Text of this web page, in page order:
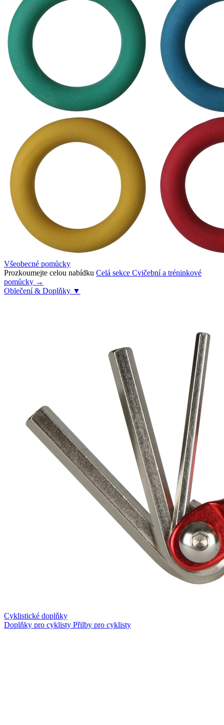
Všeobecné pomůcky
Prozkoumejte celou nabídku Celá sekce Cvičební a tréninkové
pomůcky →
Oblečení & Doplňky ▼
Cyklistické doplňky
Doplňky pro cyklisty Přilby pro cyklisty